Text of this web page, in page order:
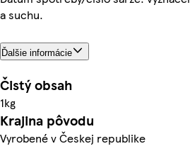
a suchu.
Ďalšie informácie
Čistý obsah
1kg
Krajina pôvodu
Vyrobené v Českej republike